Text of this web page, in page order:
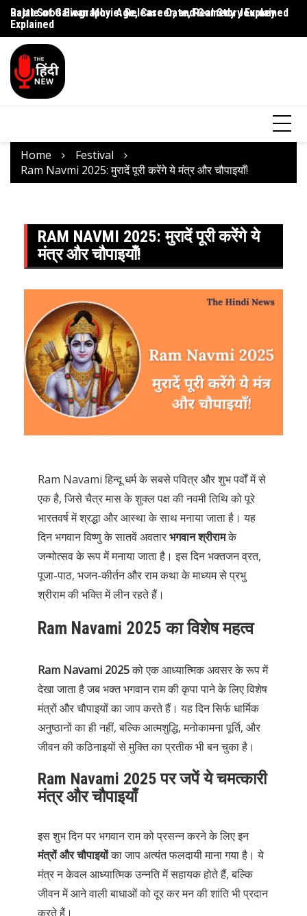
Rajat Sood Biography: Age, Career, and Comedy Journey
Explained
Battle of Galwan Movie: Release Date, Real Story Explained
Home
Festival
Ram Navmi 2025: मुरादें पूरी करेंगे ये मंत्र और चौपाइयाँ!
RAM NAVMI 2025: मुरादें पूरी करेंगे ये
मंत्र और चौपाइयाँ!
Ram Navami हिन्दू धर्म के सबसे पवित्र और शुभ पर्वों में से
एक है, जिसे चैत्र मास के शुक्ल पक्ष की नवमी तिथि को पूरे
भारतवर्ष में श्रद्धा और आस्था के साथ मनाया जाता है। यह
दिन भगवान विष्णु के सातवें अवतारभगवान श्रीरामके
जन्मोत्सव के रूप में मनाया जाता है। इस दिन भक्तजन व्रत,
पूजा-पाठ, भजन-कीर्तन और राम कथा के माध्यम से प्रभु
श्रीराम की भक्ति में लीन रहते हैं।
Ram Navami 2025 का विशेष महत्व
Ram Navami 2025को एक आध्यात्मिक अवसर के रूप में
देखा जाता है जब भक्त भगवान राम की कृपा पाने के लिए विशेष
मंत्रों और चौपाइयों का जाप करते हैं। यह दिन सिर्फ धार्मिक
अनुष्ठानों का ही नहीं, बल्कि आत्मशुद्धि, मनोकामना पूर्ति, और
जीवन की कठिनाइयों से मुक्ति का प्रतीक भी बन चुका है।
Ram Navami 2025 पर जपें ये चमत्कारी
मंत्र और चौपाइयाँ
इस शुभ दिन पर भगवान राम को प्रसन्न करने के लिए इन
मंत्रों और चौपाइयोंका जाप अत्यंत फलदायी माना गया है। ये
मंत्र न केवल आध्यात्मिक उन्नति में सहायक होते हैं, बल्कि
जीवन में आने वाली बाधाओं को दूर कर मन की शांति भी प्रदान
करते हैं।